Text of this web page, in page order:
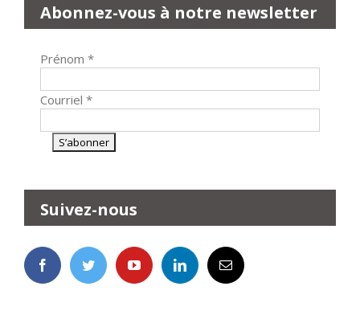
Abonnez-vous à notre newsletter
Prénom *
Courriel *
Suivez-nous